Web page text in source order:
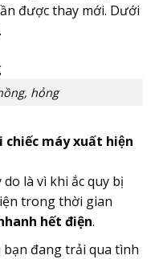
được thay mới. Dưới
hỏng
chiếc máy xuất hiện
do là vì khi ắc quy bị
trong thời gian
hết điện.
bạn đang trải qua tình